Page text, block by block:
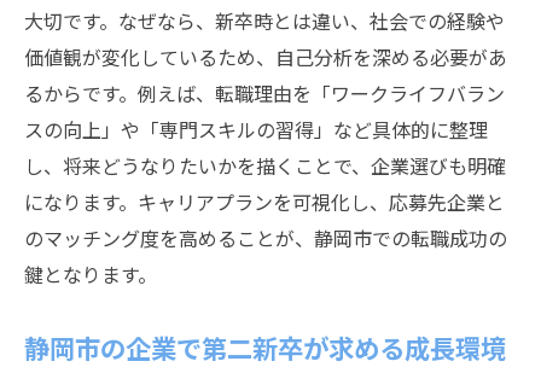
大切です。なぜなら、新卒時とは違い、社会での経験や
価値観が変化しているため、自己分析を深める必要があ
るからです。例えば、転職理由を「ワークライフバラン
スの向上」や「専門スキルの習得」など具体的に整理
し、将来どうなりたいかを描くことで、企業選びも明確
になります。キャリアプランを可視化し、応募先企業と
のマッチング度を高めることが、静岡市での転職成功の
鍵となります。
静岡市の企業で第二新卒が求める成長環境